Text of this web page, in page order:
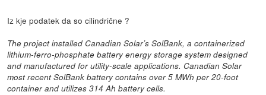
Iz kje podatek da so cilindrične ?
The project installed Canadian Solar’s SolBank, a containerized
lithium-ferro-phosphate battery energy storage system designed
and manufactured for utility-scale applications. Canadian Solar
most recent SolBank battery contains over 5 MWh per 20-foot
container and utilizes 314 Ah battery cells.